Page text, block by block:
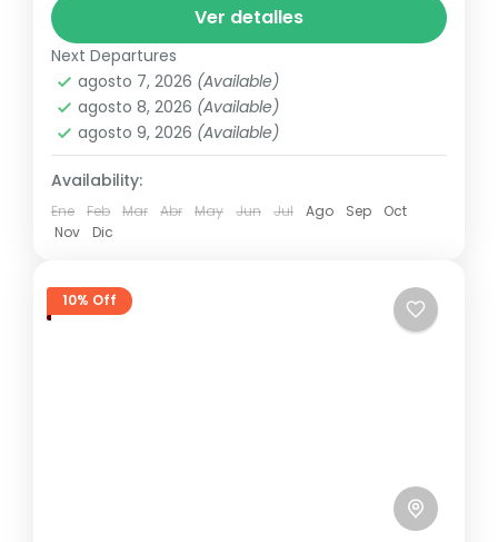
podrá disfrutar de un baño, mientras se
acompaña de una cuba libre,...
Republica Dominicana
Ver detalles
Next Departures
agosto 7, 2026 (Available)
agosto 8, 2026 (Available)
agosto 9, 2026 (Available)
Availability:
Ene Feb Mar Abr May Jun Jul Ago Sep
Oct
Nov
Dic
10% Off